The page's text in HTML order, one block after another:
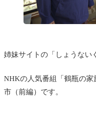
姉妹サイトの「しょうない
NHKの人気番組「鶴瓶の家
市（前編）です。